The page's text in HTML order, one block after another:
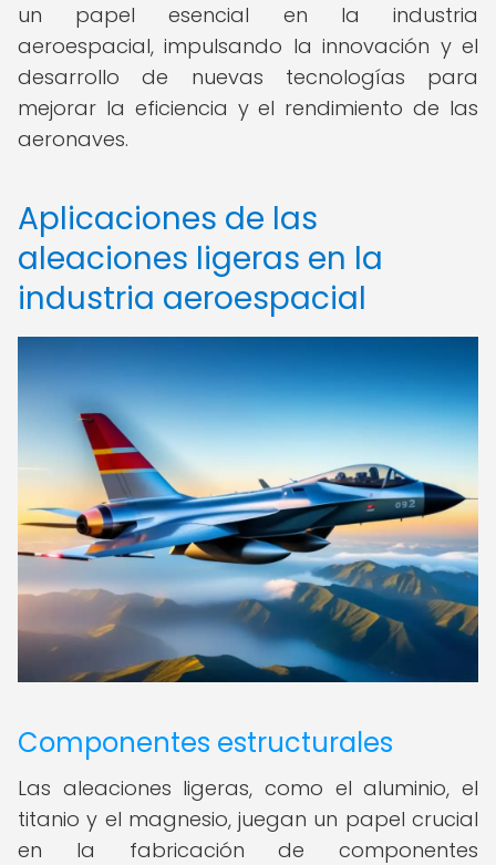
un papel esencial en la industria
aeroespacial, impulsando la innovación y el
desarrollo de nuevas tecnologías para
mejorar la eficiencia y el rendimiento de las
aeronaves.
Aplicaciones de las
aleaciones ligeras en la
industria aeroespacial
Componentes estructurales
Las aleaciones ligeras, como el aluminio, el
titanio y el magnesio, juegan un papel crucial
en la fabricación de componentes